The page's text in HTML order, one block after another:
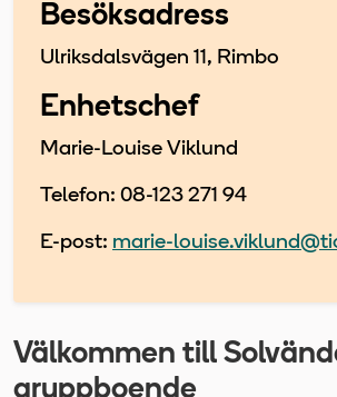
Besöksadress
Ulriksdalsvägen 11, Rimbo
Enhetschef
Marie-Louise Viklund
Telefon: 08-123 271 94
E-post: marie-
Välkommen till
gruppboende